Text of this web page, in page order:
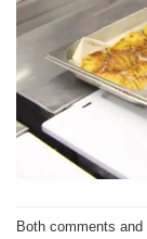
Both comments